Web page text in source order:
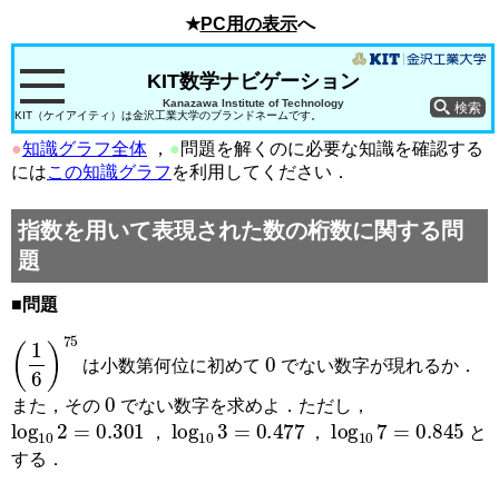
★PC用の表示へ
Kanazawa Institute of Technology
KIT数学ナビゲーション
KIT（ケイアイティ）は金沢工業大学のブランドネームです。
●知識グラフ全体 ， ● 問題を解くのに必要な知識を確認する
にはこの知識グラフ を利用してください．
指数を用いて表現された数の桁数に関する問
題
■問題
(1 6 75
は小数第何位に初めて
0
でない数字が現れるか．
また，その
0
でない数字を求めよ．ただし，
log102=0.301
，
log103=0.477
，
log107 0.845
と
する．